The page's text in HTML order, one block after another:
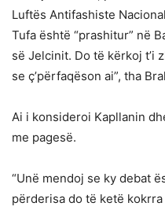
Luftës Antifashiste
Tufa është “prashitur” në
së Jelcinit. Do të kërkoj t’i
se ç’përfaqëson ai”, tha
Ai i konsideroi Kapllanin
me pagesë.
“Unë mendoj se ky debat
përderisa do të ketë